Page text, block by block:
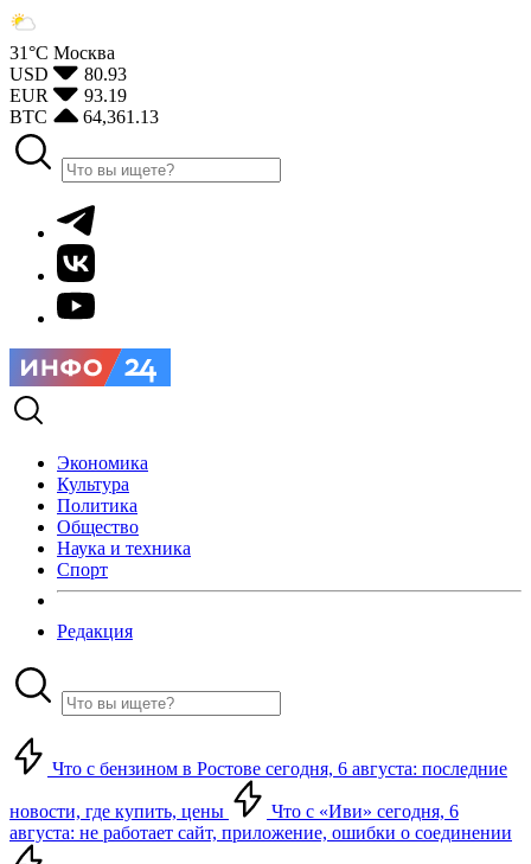
31°С Москва
USD
80.93
EUR
93.19
BTC
64,361.13
Экономика
Культура
Политика
Общество
Наука и техника
Спорт
Редакция
Что с бензином в Ростове сегодня, 6 августа: последние
новости, где купить, цены
Что с «Иви» сегодня, 6
августа: не работает сайт, приложение, ошибки о соединении